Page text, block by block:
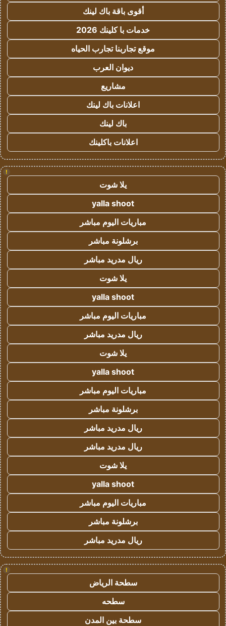
أقوى باقة باك لينك
خدمات با كلينك 2026
موقع تجاربنا تجارب الحياه
ديوان العرب
مشاريع
اعلانات باك لينك
باك لينك
اعلانات باكلينك
!
يلا شوت
yalla shoot
مباريات اليوم مباشر
برشلونة مباشر
ريال مدريد مباشر
يلا شوت
yalla shoot
مباريات اليوم مباشر
ريال مدريد مباشر
يلا شوت
yalla shoot
مباريات اليوم مباشر
برشلونة مباشر
ريال مدريد مباشر
ريال مدريد مباشر
يلا شوت
yalla shoot
مباريات اليوم مباشر
برشلونة مباشر
ريال مدريد مباشر
!
سطحة الرياض
سطحه
سطحة بين المدن